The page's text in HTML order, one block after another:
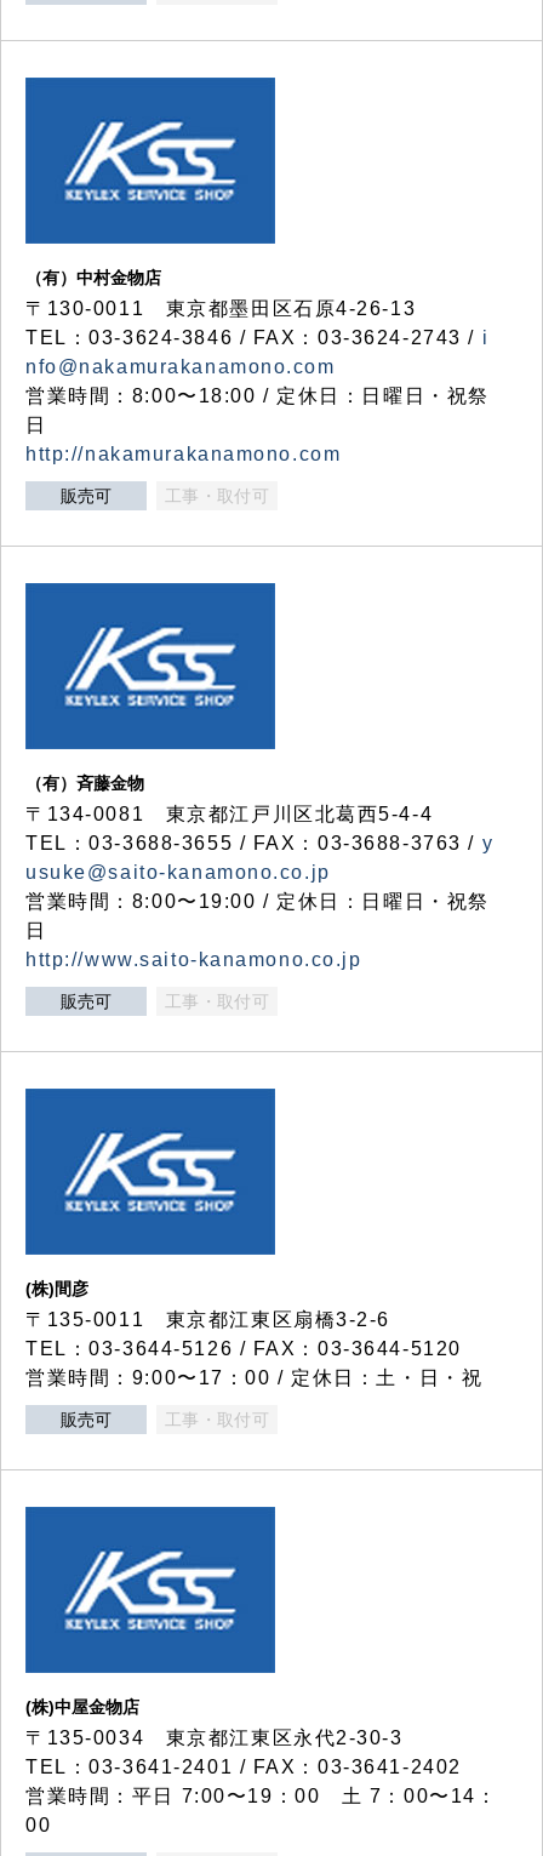
（有）中村金物店
〒130-0011 東京都墨田区石原4-26-13
TEL：03-3624-3846 / FAX：03-3624-2743 / i
nfo@nakamurakanamono.com
営業時間：8:00〜18:00 / 定休日：日曜日・祝祭
日
http://nakamurakanamono.com
販売可 工事・取付可
（有）斉藤金物
〒134-0081 東京都江戸川区北葛西5-4-4
TEL：03-3688-3655 / FAX：03-3688-3763 / y
usuke@saito-kanamono.co.jp
営業時間：8:00〜19:00 / 定休日：日曜日・祝祭
日
http://www.saito-kanamono.co.jp
販売可 工事・取付可
(株)間彦
〒135-0011 東京都江東区扇橋3-2-6
TEL：03-3644-5126 / FAX：03-3644-5120
営業時間：9:00〜17：00 / 定休日：土・日・祝
販売可 工事・取付可
(株)中屋金物店
〒135-0034 東京都江東区永代2-30-3
TEL：03-3641-2401 / FAX：03-3641-2402
営業時間：平日 7:00〜19：00 土 7：00〜14：
00